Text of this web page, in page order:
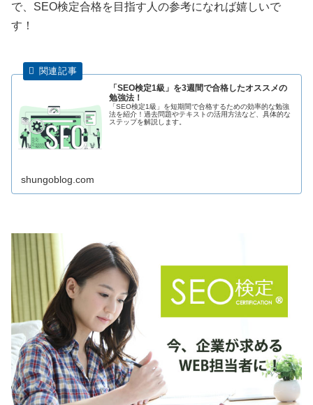
で、SEO検定合格を目指す人の参考になれば嬉しいで
す！
「SEO検定1級」を3週間で合格したオススメの
勉強法！
「SEO検定1級」を短期間で合格するための効率的な勉強
法を紹介！過去問題やテキストの活用方法など、具体的な
ステップを解説します。
shungoblog.com